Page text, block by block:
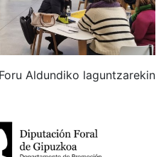
Aldundiko laguntzarekin